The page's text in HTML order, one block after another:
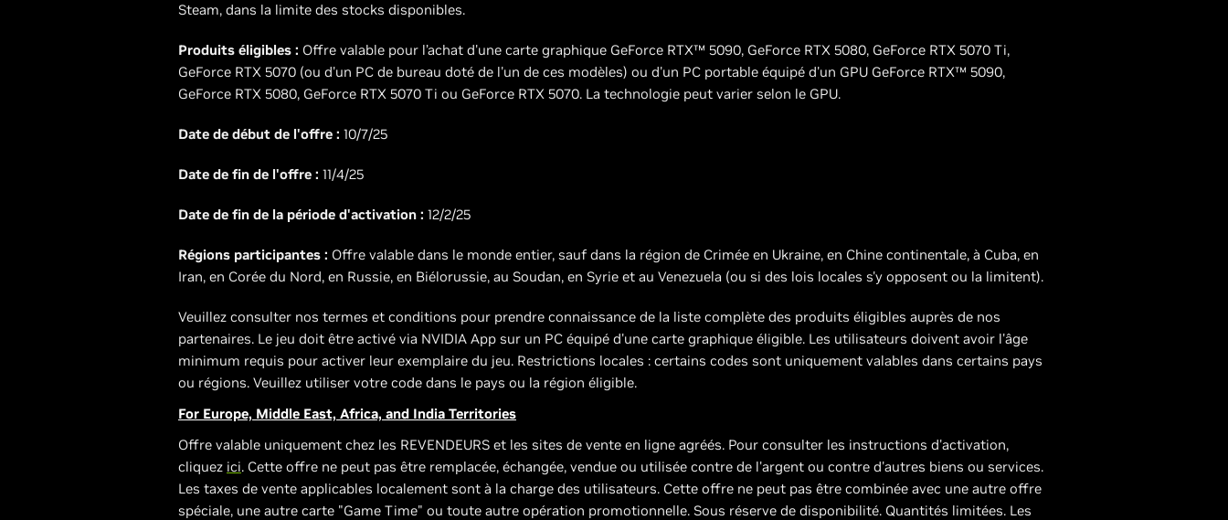
Steam, dans la limite des stocks disponibles.
Produits éligibles : Offre valable pour l’achat d'une carte graphique GeForce RTX™ 5090, GeForce RTX 5080, GeForce RTX 5070 Ti,
GeForce RTX 5070 (ou d'un PC de bureau doté de l'un de ces modèles) ou d'un PC portable équipé d'un GPU GeForce RTX™ 5090,
GeForce RTX 5080, GeForce RTX 5070 Ti ou GeForce RTX 5070. La technologie peut varier selon le GPU.
Date de début de l'offre : 10/7/25
Date de fin de l'offre : 11/4/25
Date de fin de la période d'activation : 12/2/25
Régions participantes : Offre valable dans le monde entier, sauf dans la région de Crimée en Ukraine, en Chine continentale, à Cuba, en
Iran, en Corée du Nord, en Russie, en Biélorussie, au Soudan, en Syrie et au Venezuela (ou si des lois locales s'y opposent ou la limitent).
Veuillez consulter nos termes et conditions pour prendre connaissance de la liste complète des produits éligibles auprès de nos
partenaires. Le jeu doit être activé via NVIDIA App sur un PC équipé d'une carte graphique éligible. Les utilisateurs doivent avoir l'âge
minimum requis pour activer leur exemplaire du jeu. Restrictions locales : certains codes sont uniquement valables dans certains pays
ou régions. Veuillez utiliser votre code dans le pays ou la région éligible.
For Europe, Middle East, Africa, and India Territories
Offre valable uniquement chez les REVENDEURS et les sites de vente en ligne agréés. Pour consulter les instructions d'activation,
cliquez ici. Cette offre ne peut pas être remplacée, échangée, vendue ou utilisée contre de l'argent ou contre d'autres biens ou services.
Les taxes de vente applicables localement sont à la charge des utilisateurs. Cette offre ne peut pas être combinée avec une autre offre
spéciale, une autre carte "Game Time" ou toute autre opération promotionnelle. Sous réserve de disponibilité. Quantités limitées. Les